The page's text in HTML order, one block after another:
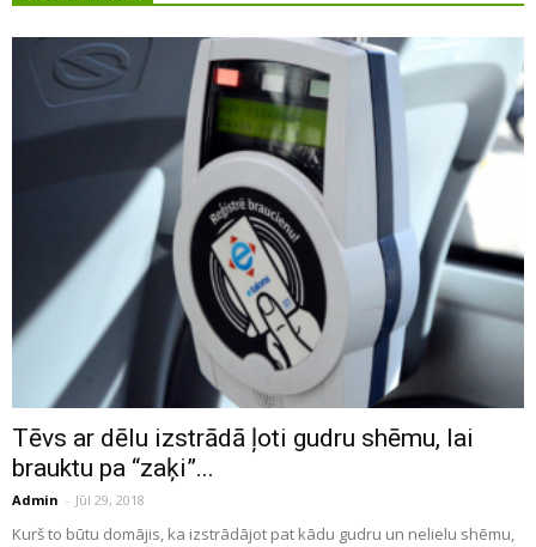
Tēvs ar dēlu izstrādā ļoti gudru shēmu, lai
brauktu pa “zaķi”...
Admin - Jūl 29, 2018
Kurš to būtu domājis, ka izstrādājot pat kādu gudru un nelielu shēmu,